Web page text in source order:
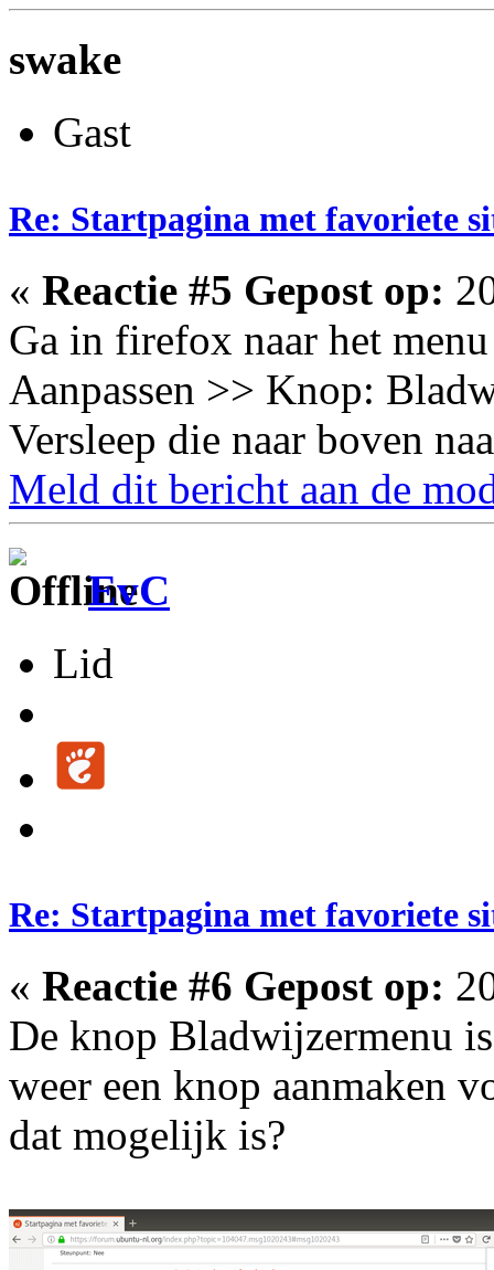
swake
Gast
Re: Startpagina met favoriete
« Reactie #5 Gepost op:
Ga in firefox naar het menu
Aanpassen >> Knop:
Versleep die naar boven
Meld dit bericht aan de
EvC
Lid
Re: Startpagina met favoriete
« Reactie #6 Gepost op:
De knop Bladwijzermenu
weer een knop aanmaken
dat mogelijk is?